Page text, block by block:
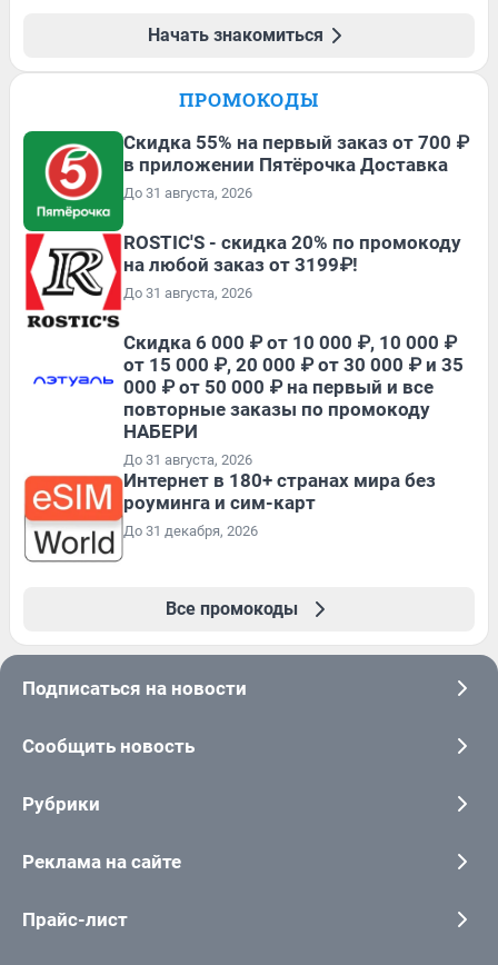
Начать знакомиться
ПРОМОКОДЫ
Скидка 55% на первый заказ от 700 ₽
в приложении Пятёрочка Доставка
До 31 августа, 2026
ROSTIC'S - скидка 20% по промокоду
на любой заказ от 3199₽!
До 31 августа, 2026
Скидка 6 000 ₽ от 10 000 ₽, 10 000 ₽
от 15 000 ₽, 20 000 ₽ от 30 000 ₽ и 35
000 ₽ от 50 000 ₽ на первый и все
повторные заказы по промокоду
НАБЕРИ
До 31 августа, 2026
Интернет в 180+ странах мира без
роуминга и сим-карт
До 31 декабря, 2026
Все промокоды
Подписаться на новости
Сообщить новость
Рубрики
Реклама на сайте
Прайс-лист